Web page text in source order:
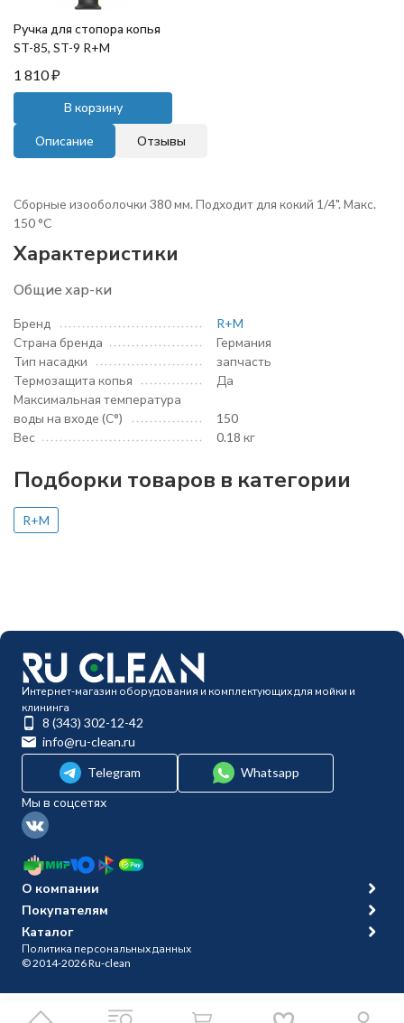
Ручка для стопора копья
ST-85, ST-9 R+M
1 810₽
В корзину
Описание Отзывы
Сборные изооболочки 380 мм. Подходит для кокий 1/4". Макс.
150 °C
Характеристики
Общие хар-ки
Бренд
R+M
Страна бренда
Германия
Тип насадки
запчасть
Термозащита копья
Да
Максимальная температура
воды на входе (С°)
150
Вес
0.18 кг
Подборки товаров в категории
R+M
Интернет-магазин оборудования и комплектующих для мойки и
клининга
8 (343) 302-12-42
info@ru-clean.ru
Telegram
Whatsapp
Мы в соцсетях
О компании
Покупателям
Каталог
Политика персональных данных
© 2014-2026 Ru-clean